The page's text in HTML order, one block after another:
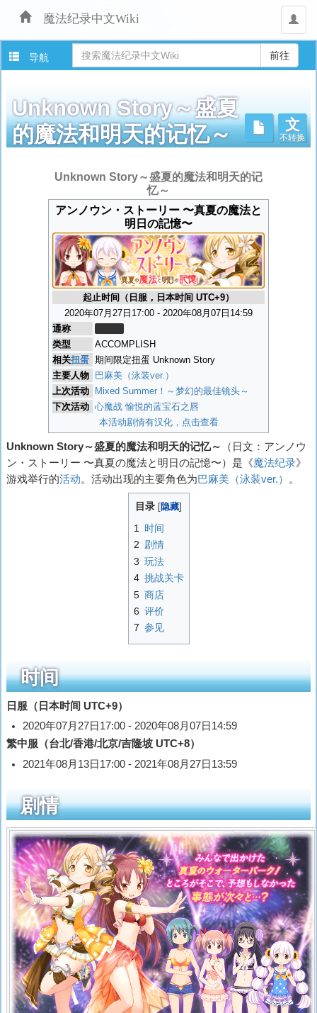
魔法纪录中文Wiki
用
户
导航
Unknown Story～盛夏
的魔法和明天的记忆～
文
不转换
Unknown Story～盛夏的魔法和明天的记
忆～
アンノウン・ストーリー 〜真夏の魔法と
明日の記憶〜
起止时间（日服，日本时间 UTC+9）
2020年07月27日17:00 - 2020年08月07日14:59
通称
类型
ACCOMPLISH
相关扭蛋 期间限定扭蛋 Unknown Story
主要人物 巴麻美（泳装ver.）
上次活动
Mixed Summer！～梦幻的最佳镜头～
下次活动 心魔战 愉悦的蓝宝石之唇
本活动剧情有汉化，点击查看
Unknown Story～盛夏的魔法和明天的记忆～ （日文： アンノウ
ン・ストーリー 〜真夏の魔法と明日の記憶〜）是《魔法纪录》
游戏举行的活动。活动出现的主要角色为巴麻美（泳装ver.） 。
目录
1
时间
2 剧情
3 玩法
4 挑战关卡
5 商店
6 评价
7 参见
时间
日服（日本时间 UTC+9）
2020年07月27日17:00 - 2020年08月07日14:59
繁中服（台北/香港/北京/吉隆坡 UTC+8）
2021年08月13日17:00 - 2021年08月27日13:59
剧情